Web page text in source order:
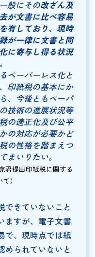
般にその改ざん及
が文書に比べ容易
有しており、現時
が一律に文書と同
に寄与し得る状況
ペーパーレス化と
印紙税の基本にか
、今後ともペーパ
技術の進展状況等
の適正化及び公平
の対応が必要かど
の性格を踏まえつ
まいりたい。
君提出印紙税に関する
）
できていないこと
ますが、電子文書
で、現時点では紙
められていないと